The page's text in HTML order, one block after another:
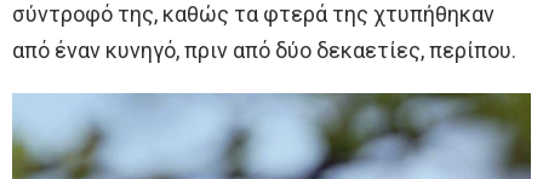
σύντροφό της, καθώς τα φτερά της χτυπήθηκαν
από έναν κυνηγό, πριν από δύο δεκαετίες, περίπου.